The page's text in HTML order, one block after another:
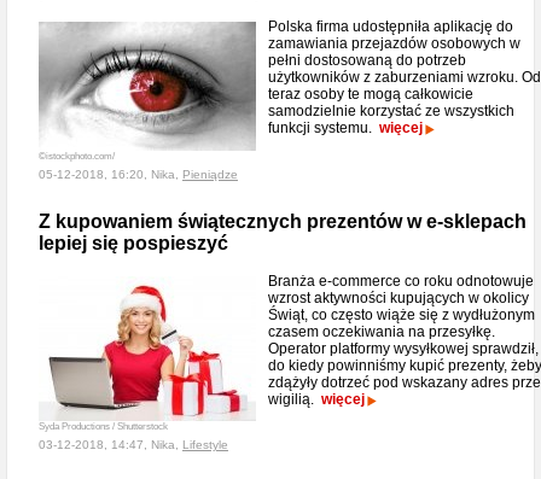
©istockphoto.com/
Polska firma udostępniła aplikację do
zamawiania przejazdów osobowych w
pełni dostosowaną do potrzeb
użytkowników z zaburzeniami wzroku. Od
teraz osoby te mogą całkowicie
samodzielnie korzystać ze wszystkich
funkcji systemu. więcej
05-12-2018, 16:20, Nika, Pieniądze
Z kupowaniem świątecznych prezentów w e-sklepach
lepiej się pospieszyć
Syda Productions / Shutterstock
Branża e-commerce co roku odnotowuje
wzrost aktywności kupujących w okolicy
Świąt, co często wiąże się z wydłużonym
czasem oczekiwania na przesyłkę.
Operator platformy wysyłkowej sprawdził,
do kiedy powinniśmy kupić prezenty, żeby
zdążyły dotrzeć pod wskazany adres
wigilią. więcej
03-12-2018, 14:47, Nika, Lifestyle